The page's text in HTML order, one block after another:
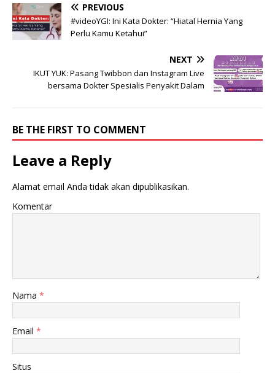
PREVIOUS
#videoYGI: Ini Kata Dokter: “Hiatal Hernia Yang
Perlu Kamu Ketahui”
NEXT
IKUT YUK: Pasang Twibbon dan Instagram Live
bersama Dokter Spesialis Penyakit Dalam
BE THE FIRST TO COMMENT
Leave a Reply
Alamat email Anda tidak akan dipublikasikan.
Komentar
Nama *
Email *
Situs